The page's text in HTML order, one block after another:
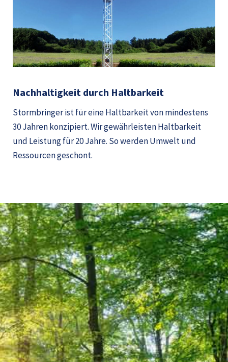
Nachhaltigkeit durch Haltbarkeit
Stormbringer ist für eine Haltbarkeit von mindestens
30 Jahren konzipiert. Wir gewährleisten Haltbarkeit
und Leistung für 20 Jahre. So werden Umwelt und
Ressourcen geschont.